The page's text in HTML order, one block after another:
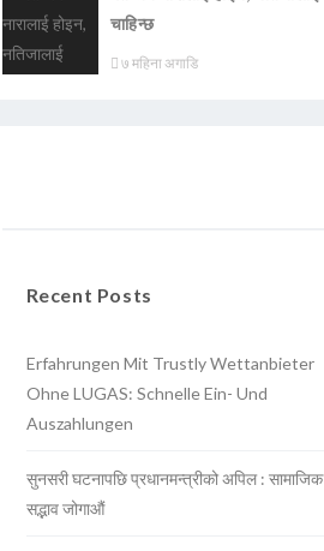
चाहिन्छ
७ महिना अगाडि
Recent Posts
Erfahrungen Mit Trustly Wettanbieter
Ohne LUGAS: Schnelle Ein- Und
Auszahlungen
सुनसरी घटनापछि प्रधानमन्त्रीको अपिल : सामाजिक
सद्भाव जोगाऔं